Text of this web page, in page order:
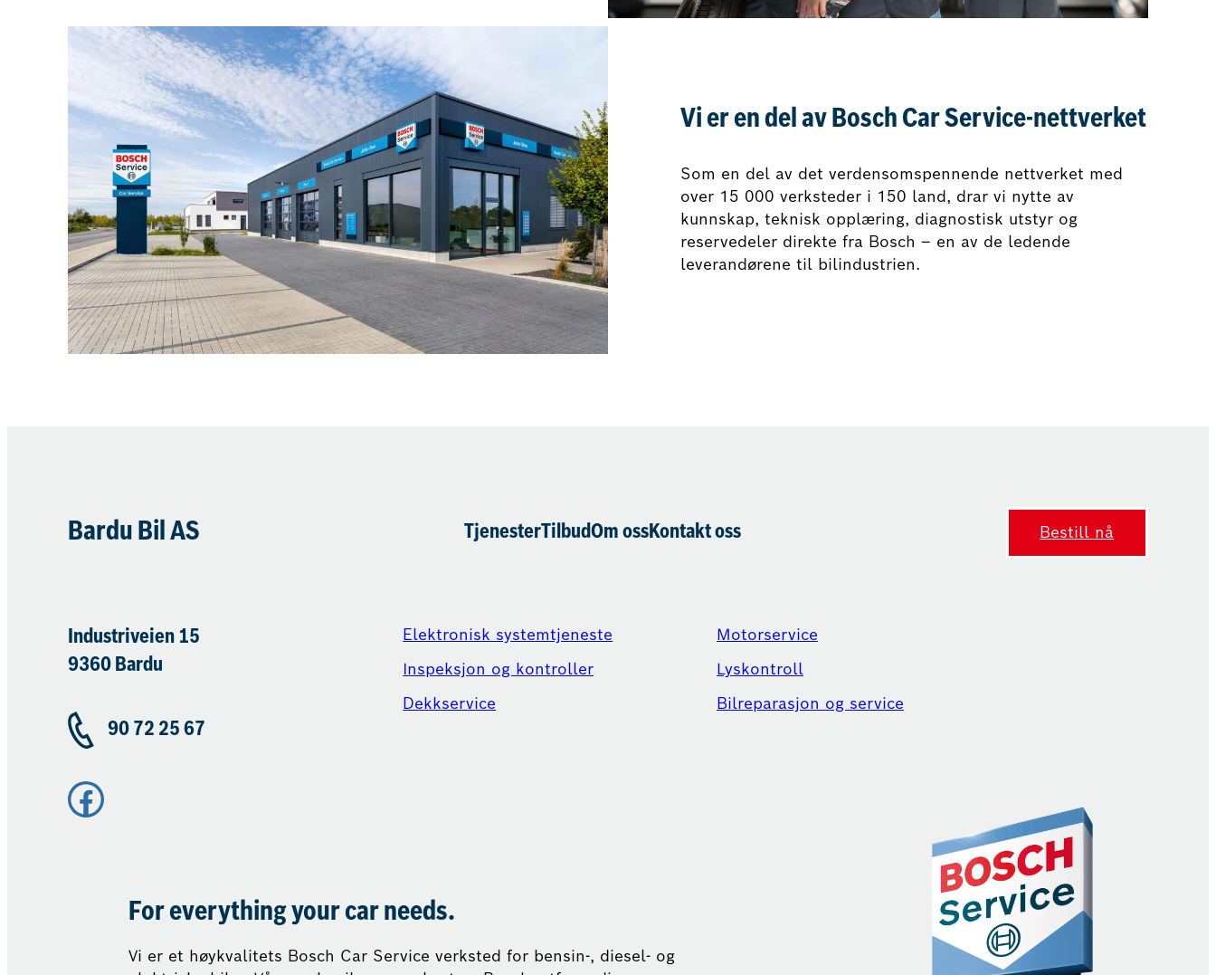
Vi er en del av Bosch Car Service-nettverket
Som en del av det verdensomspennende nettverket med
over 15 000 verksteder i 150 land, drar vi nytte av
kunnskap, teknisk opplæring, diagnostisk utstyr og
reservedeler direkte fra Bosch – en av de ledende
leverandørene til bilindustrien.
Bardu Bil AS TjenesterTilbudOm ossKontakt oss Bestill nå
Industriveien 15
9360 Bardu
90 72 25 67
Facebook
Elektronisk systemtjeneste
Inspeksjon og kontroller
Dekkservice
Motorservice
Lyskontroll
Bilreparasjon og service
For everything your car needs.
Vi er et høykvalitets Bosch Car Service verksted for bensin-, diesel- og